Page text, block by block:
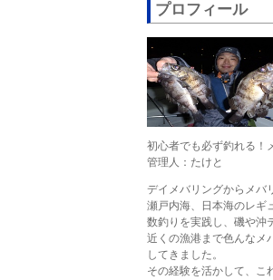
プロフィール
初心者でも必ず釣れる！
管理人：たけと
デイメバリングからメバ
瀬戸内海、日本海のレギ
数釣りを実践し、磯や沖
近くの漁港まで色んなメ
してきました。
その経験を活かして、こ